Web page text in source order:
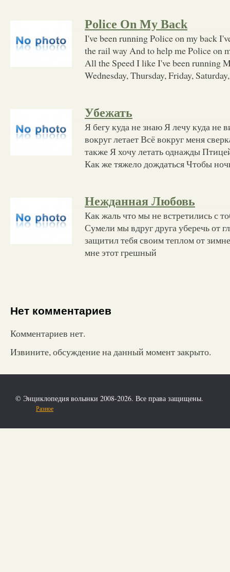
Police On My Back
I've been running Police on my back
the rail way And to help me Police on
All the Speed I like I've been running
Wednesday, Thursday, Friday, Saturday,
Убежать
Я бегу куда не знаю Я лечу куда не
вокруг летает Всё вокруг меня
также Я хочу летать однажды
Как же тяжело дождаться Чтобы
Нежданная Любовь
Как жаль что мы не встретились с
Сумели мы вдруг друга уберечь от
защитил тебя своим теплом от
мне этот грешный
Нет комментариев
Комментариев нет.
Извините, обсуждение на данный момент закрыто.
© Энциклопедия волынки 2008-2026. Все права защищены.
Разное